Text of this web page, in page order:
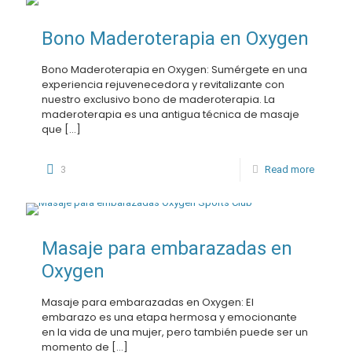
Bono Maderoterapia en Oxygen
Bono Maderoterapia en Oxygen: Sumérgete en una
experiencia rejuvenecedora y revitalizante con
nuestro exclusivo bono de maderoterapia. La
maderoterapia es una antigua técnica de masaje
que […]
3 Read more
Masaje para embarazadas en
Oxygen
Masaje para embarazadas en Oxygen: El
embarazo es una etapa hermosa y emocionante
en la vida de una mujer, pero también puede ser un
momento de […]